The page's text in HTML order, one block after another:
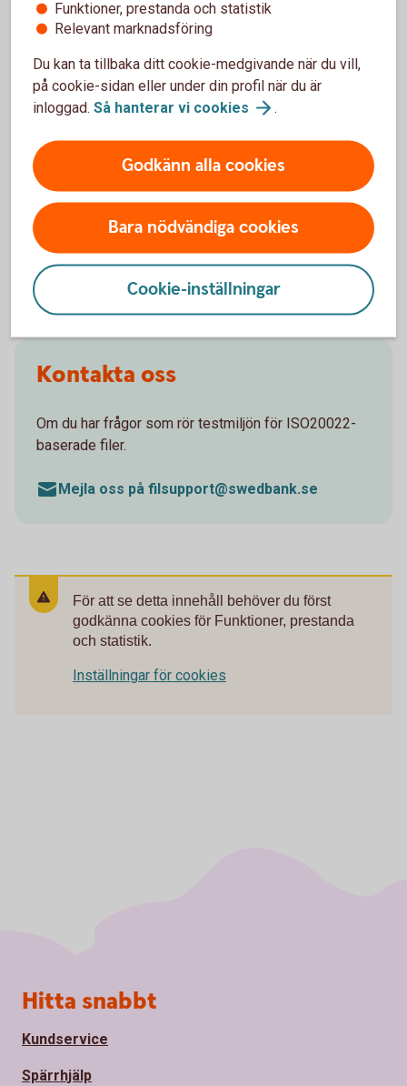
Så här gör du för att testa
Läs
ISO20022 - Swedbank Validex instruktion
(pdf)
SwedbankValidex (eken.validex.net)
Testkonton
Kontakta oss
Om du har frågor som rör testmiljön för ISO20022-
baserade filer.
Mejla oss på filsupport@swedbank.se
För att se detta innehåll behöver du först
godkänna cookies för Funktioner, prestanda
och statistik.
Inställningar för cookies
Funktioner, prestanda och statistik
Relevant marknadsföring
Du kan ta tillbaka ditt cookie-medgivande när du vill,
på cookie-sidan eller under din profil när du är
inloggad. Så hanterar vi cookies .
Godkänn alla cookies
Bara nödvändiga cookies
Cookie-inställningar
Sidfot
Hitta snabbt
Kundservice
Spärrhjälp